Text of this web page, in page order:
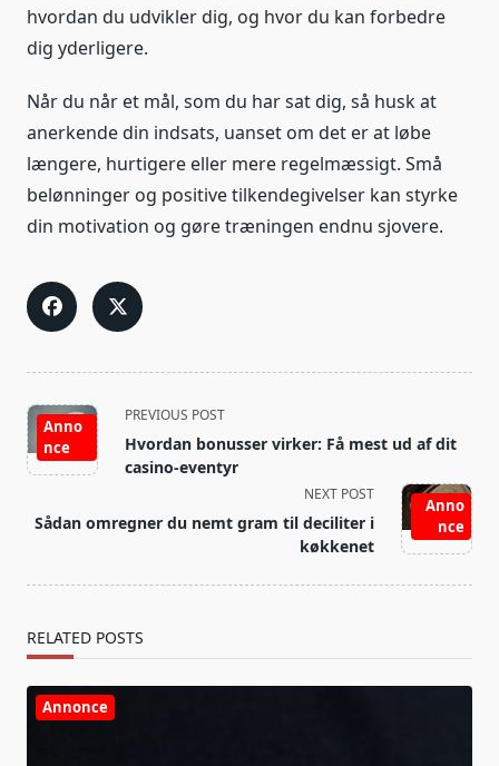
hvordan du udvikler dig, og hvor du kan forbedre
dig yderligere.
Når du når et mål, som du har sat dig, så husk at
anerkende din indsats, uanset om det er at løbe
længere, hurtigere eller mere regelmæssigt. Små
belønninger og positive tilkendegivelser kan styrke
din motivation og gøre træningen endnu sjovere.
<span
class="nav-
subtitle
reader-
Anno
nce
PREVIOUS POST
Hvordan bonusser virker: Få mest ud af dit
casino-eventyr
Anno
nce
NEXT POST
Sådan omregner du nemt gram til deciliter i
køkkenet
RELATED POSTS
Annonce